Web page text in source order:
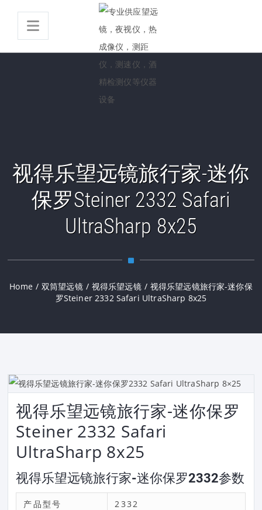
视得乐望远镜旅行家-迷你
保罗Steiner 2332 Safari
UltraSharp 8x25
Home / 双筒望远镜 / 视得乐望远镜 / 视得乐望远镜旅行家-迷你保
罗Steiner 2332 Safari UltraSharp 8x25
视得乐望远镜旅行家-迷你保罗
Steiner 2332 Safari
UltraSharp 8x25
视得乐望远镜旅行家-迷你保罗2332参数
产品型号 2332